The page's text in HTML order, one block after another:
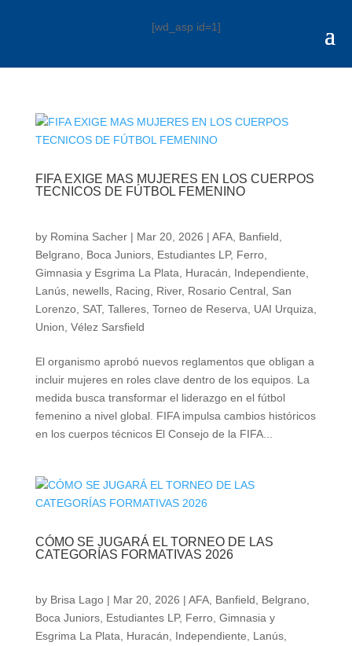
[wd_asp id=1]
FIFA EXIGE MAS MUJERES EN LOS CUERPOS
TECNICOS DE FÚTBOL FEMENINO
by Romina Sacher| Mar 20, 2026 | AFA, Banfield
Belgrano, Boca Juniors, Estudiantes LP, Ferro,
Gimnasia y Esgrima La Plata
Huracán Independiente
Lanús, newells, Racing River, Rosario Central, San
Lorenzo, SAT, Talleres, Torneo de Reserva UAI Urquiza
Union Vélez Sarsfield
El organismo aprobó nuevos reglamentos que obligan a
incluir mujeres en roles clave dentro de los equipos. La
medida busca transformar el liderazgo en el fútbol
femenino a nivel global. FIFA impulsa cambios históricos
en los cuerpos técnicos El Consejo de la FIFA...
CÓMO SE JUGARÁ EL TORNEO DE LAS
CATEGORÍAS FORMATIVAS 2026
by Brisa Lago| Mar 20, 2026 | AFA, Banfield Belgrano,
Boca Juniors, Estudiantes LP, Ferro, Gimnasia y
Esgrima La Plata
Huracán Independiente Lanús,